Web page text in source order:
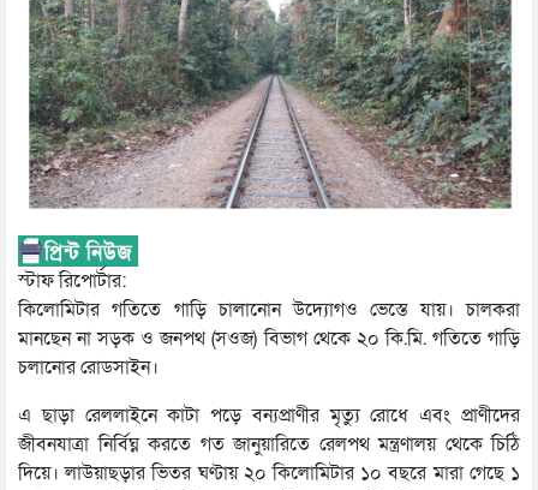
স্টাফ রিপোর্টার:
কিলোমিটার গতিতে গাড়ি চালানোন উদ্যোগও ভেস্তে যায়। চালকরা
মানছেন না সড়ক ও জনপথ (সওজ) বিভাগ থেকে ২০ কি.মি. গতিতে গাড়ি
চলানোর রোডসাইন।
এ ছাড়া রেললাইনে কাটা পড়ে বন্যপ্রাণীর মৃত্যু রোধে এবং প্রাণীদের
জীবনযাত্রা নির্বিঘ্ন করতে গত জানুয়ারিতে রেলপথ মন্ত্রণালয় থেকে চিঠি
দিয়ে। লাউয়াছড়ার ভিতর ঘণ্টায় ২০ কিলোমিটার ১০ বছরে মারা গেছে ১